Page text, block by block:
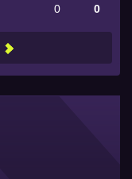
0 0